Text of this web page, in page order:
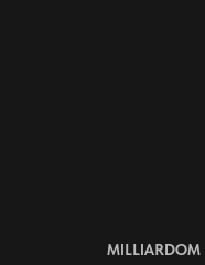
MILLIARDOM